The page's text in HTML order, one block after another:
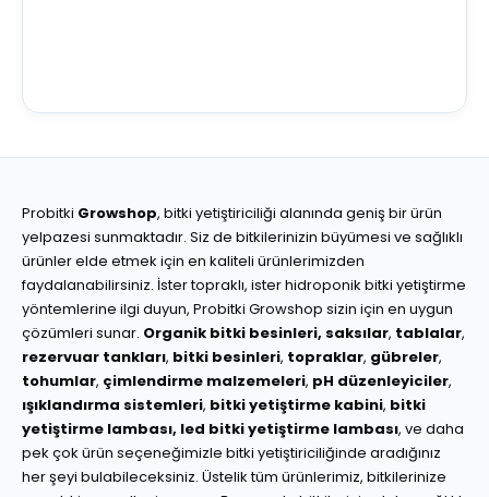
Probitki Growshop, bitki yetiştiriciliği alanında geniş bir ürün
yelpazesi sunmaktadır. Siz de bitkilerinizin büyümesi ve sağlıklı
ürünler elde etmek için en kaliteli ürünlerimizden
faydalanabilirsiniz. İster topraklı, ister hidroponik bitki yetiştirme
yöntemlerine ilgi duyun, Probitki Growshop sizin için en uygun
çözümleri sunar. Organik bitki besinleri, saksılar, tablalar,
rezervuar tankları, bitki besinleri, topraklar, gübreler,
tohumlar, çimlendirme malzemeleri, pH düzenleyiciler,
ışıklandırma sistemleri, bitki yetiştirme kabini, bitki
yetiştirme lambası, led bitki yetiştirme lambası, ve daha
pek çok ürün seçeneğimizle bitki yetiştiriciliğinde aradığınız
her şeyi bulabileceksiniz. Üstelik tüm ürünlerimiz, bitkilerinize